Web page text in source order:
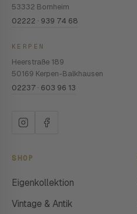
53332 Bornheim
02222 · 939 74 68
KERPEN
Heerstraße 189
50169 Kerpen-Balkhausen
02237 · 603 96 13
SHOP
Eigenkollektion
Vintage & Antik